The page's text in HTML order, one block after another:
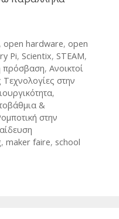
, open hardware, open
Pi, Scientix, STEAM,
πρόσβαση, Ανοικτοί
Τεχνολογίες στην
,
&
στην
, maker faire, school